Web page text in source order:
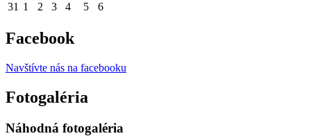
31 1 2 3 4 5 6
Facebook
Navštívte nás na facebooku
Fotogaléria
Náhodná fotogaléria